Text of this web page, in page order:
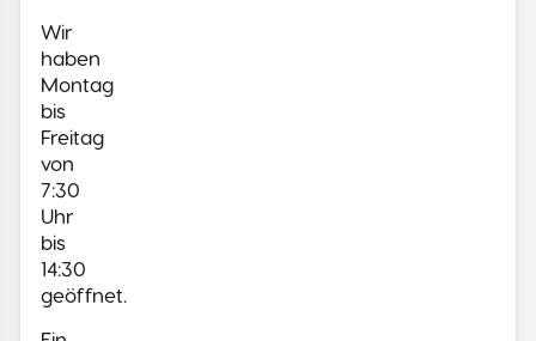
Wir
haben
Montag
bis
Freitag
von
7:30
Uhr
bis
14:30
geöffnet.